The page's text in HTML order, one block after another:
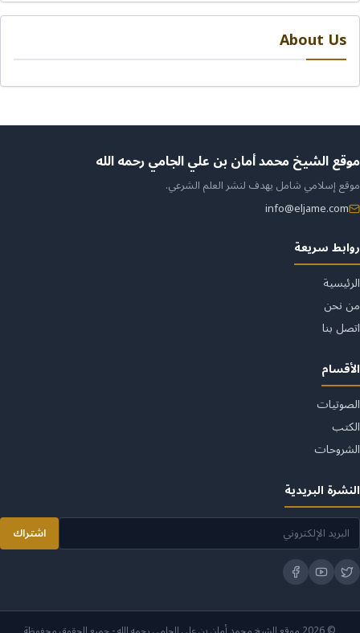
About Us
عن
الموقع
موقع الشيخ محمد أمان بن علي الجامي رحمه الله
موقع إسلامي شامل يهدف لنشر العلم الشرعي.
info@eljame.com
روابط سريعة
الرئيسية
من نحن
اتصل بنا
الأقسام
الصوتيات
الكتب
الشروحات
النشرة البريدية
اشتراك